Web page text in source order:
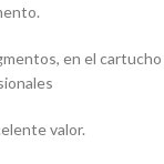
en el cartucho
valor.